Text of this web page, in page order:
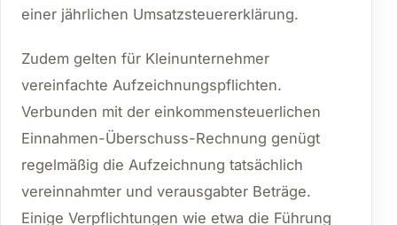
einer jährlichen Umsatzsteuererklärung.
Zudem gelten für Kleinunternehmer
vereinfachte Aufzeichnungspflichten.
Verbunden mit der einkommensteuerlichen
Einnahmen-Überschuss-Rechnung genügt
regelmäßig die Aufzeichnung tatsächlich
vereinnahmter und verausgabter Beträge.
Einige Verpflichtungen wie etwa die Führung